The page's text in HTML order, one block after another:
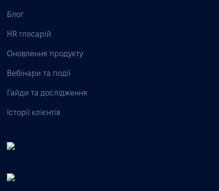
Блог
HR глосарій
Оновлення продукту
Вебінари та події
Гайди та дослідження
Історії клієнтів